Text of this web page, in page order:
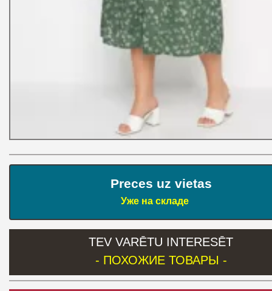
Preces uz vietas
Уже на складе
TEV VARĒTU INTERESĒT
- ПОХОЖИЕ ТОВАРЫ -